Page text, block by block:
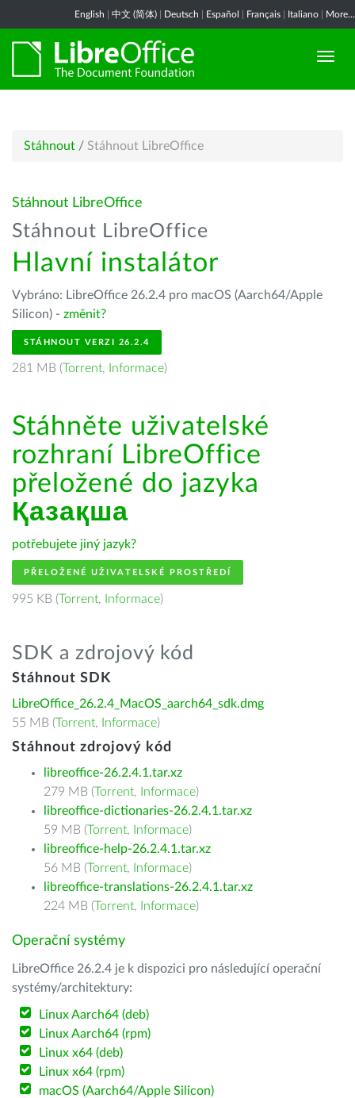
English 中文 (简体) Deutsch Español Français Italiano More...
Stáhnout / Stáhnout LibreOffice
Stáhnout LibreOffice
Stáhnout LibreOffice
Hlavní instalátor
Vybráno: LibreOffice 26.2.4 pro macOS (Aarch64/Apple
Silicon) - změnit?
STÁHNOUT VERZI 26.2.4
281 MB (Torrent, Informace)
Stáhněte uživatelské
rozhraní LibreOffice
přeložené do jazyka
Қазақша
potřebujete jiný jazyk?
PŘELOŽENÉ UŽIVATELSKÉ PROSTŘEDÍ
995 KB (Torrent, Informace)
SDK a zdrojový kód
Stáhnout SDK
LibreOffice_26.2.4_MacOS_aarch64_sdk.dmg
55 MB (Torrent, Informace)
Stáhnout zdrojový kód
libreoffice-26.2.4.1.tar.xz
279 MB (Torrent, Informace)
libreoffice-dictionaries-26.2.4.1.tar.xz
59 MB (Torrent, Informace)
libreoffice-help-26.2.4.1.tar.xz
56 MB (Torrent, Informace)
libreoffice-translations-26.2.4.1.tar.xz
224 MB (Torrent, Informace)
Operační systémy
LibreOffice 26.2.4 je k dispozici pro následující operační
systémy/architektury:
Linux Aarch64 (deb)
Linux Aarch64 (rpm)
Linux x64 (deb)
Linux x64 (rpm)
macOS (Aarch64/Apple Silicon)